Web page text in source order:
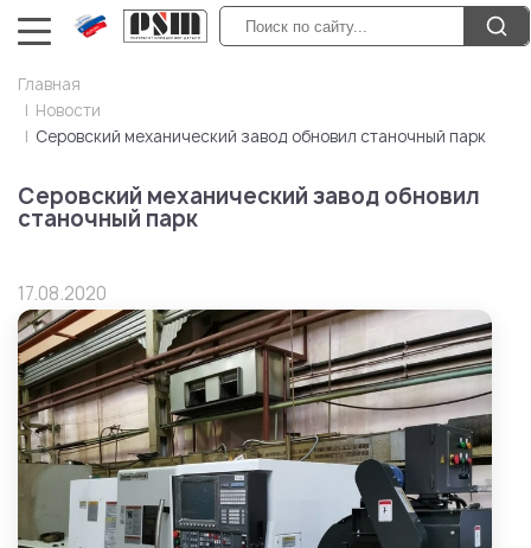
Главная
Новости
Серовский механический завод обновил станочный парк
Серовский механический завод обновил
станочный парк
17.08.2020